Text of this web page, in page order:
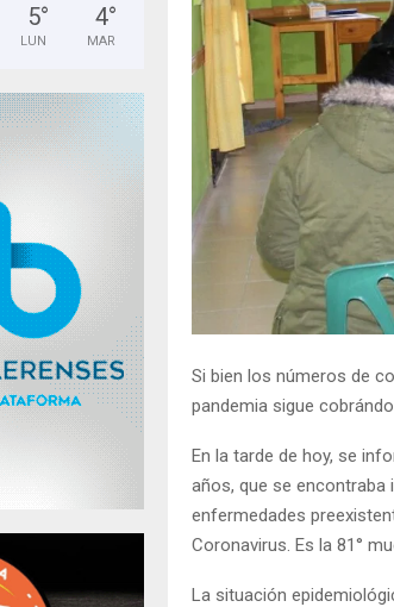
Si bien los números de
pandemia sigue
En la tarde de hoy, se
años, que se encontraba
enfermedades
Coronavirus. Es la 81°
La situación
5°
LUN
4°
MAR